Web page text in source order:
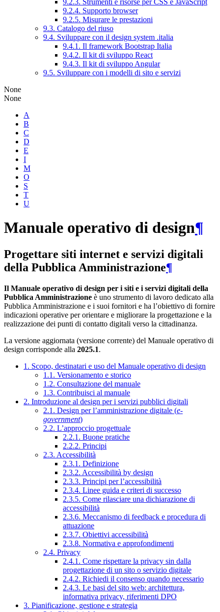
9.2.3. Strumenti e risorse per CSS e JavaScript
9.2.4. Supporto browser
9.2.5. Misurare le prestazioni
9.3. Catalogo del riuso
9.4. Sviluppare con il design system .italia
9.4.1. Il framework Bootstrap Italia
9.4.2. Il kit di sviluppo React
9.4.3. Il kit di sviluppo Angular
9.5. Sviluppare con i modelli di sito e servizi
None
None
A
B
C
D
E
I
M
O
S
T
U
Manuale operativo di design¶
Progettare siti internet e servizi digitali
della Pubblica Amministrazione¶
Il Manuale operativo di design per i siti e i servizi digitali della
Pubblica Amministrazione è uno strumento di lavoro dedicato alla
Pubblica Amministrazione e i suoi fornitori e ha l’obiettivo di fornire
indicazioni operative per orientare e migliorare la progettazione e la
realizzazione dei punti di contatto digitali verso la cittadinanza.
La versione aggiornata (versione corrente) del Manuale operativo di
design corrisponde alla 2025.1.
1. Scopo, destinatari e uso del Manuale operativo di design
1.1. Versionamento e storico
1.2. Consultazione del manuale
1.3. Contribuisci al manuale
2. Introduzione al design per i servizi pubblici digitali
2.1. Design per l’amministrazione digitale (e-
government)
2.2. L’approccio progettuale
2.2.1. Buone pratiche
2.2.2. Principi
2.3. Accessibilità
2.3.1. Definizione
2.3.2. Accessibilità by design
2.3.3. Principi per l’accessibilità
2.3.4. Linee guida e criteri di successo
2.3.5. Come rilasciare una dichiarazione di
accessibilità
2.3.6. Meccanismo di feedback e procedura di
attuazione
2.3.7. Obiettivi accessibilità
2.3.8. Normativa e approfondimenti
2.4. Privacy
2.4.1. Come rispettare la privacy sin dalla
progettazione di un sito o servizio digitale
2.4.2. Richiedi il consenso quando necessario
2.4.3. Le basi del sito web: architettura,
informativa privacy, riferimenti DPO
3. Pianificazione, gestione e strategia